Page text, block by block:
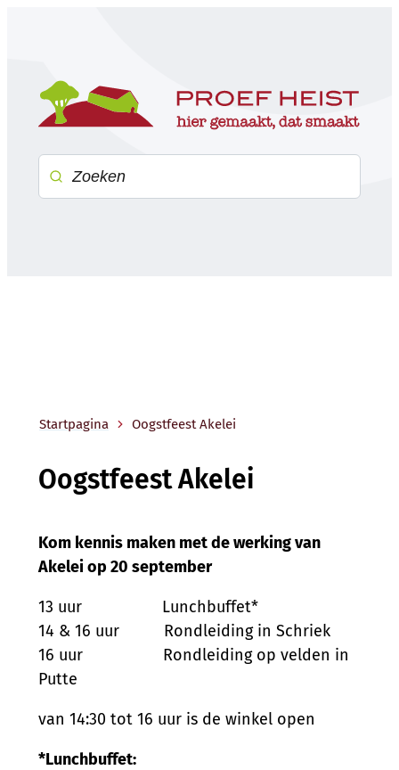
Proef Heist
Startpagina Oogstfeest Akelei
Oogstfeest Akelei
Kom kennis maken met de werking van
Akelei op 20 september
13 uur Lunchbuffet*
14 & 16 uur Rondleiding in Schriek
16 uur Rondleiding op velden in
Putte
van 14:30 tot 16 uur is de winkel open
*Lunchbuffet: